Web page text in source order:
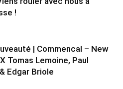
!
| Commencal – New
Tomas Lemoine, Paul
Edgar Briole